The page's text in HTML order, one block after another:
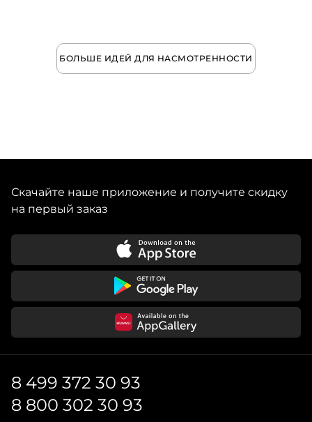
БОЛЬШЕ ИДЕЙ ДЛЯ НАСМОТРЕННОСТИ
Скачайте наше приложение и получите скидку
на первый заказ
8 499 372 30 93
8 800 302 30 93